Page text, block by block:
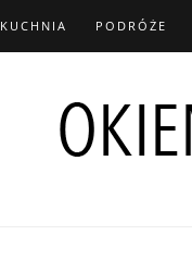
KUCHNIA PODRÓŻE